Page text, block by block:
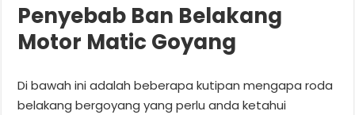
Penyebab Ban Belakang
Motor Matic Goyang
Di bawah ini adalah beberapa kutipan mengapa roda
belakang bergoyang yang perlu anda ketahui